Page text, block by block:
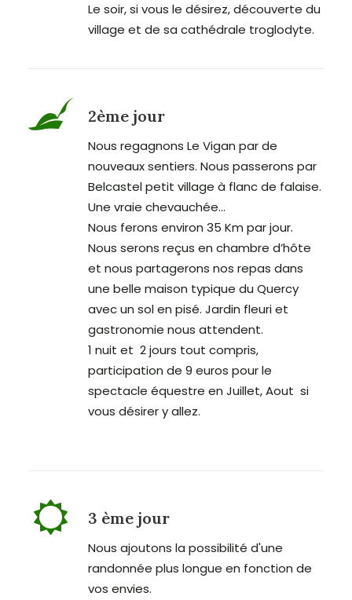
Le soir, si vous le désirez, découverte du
village et de sa cathédrale troglodyte.
2ème jour
Nous regagnons Le Vigan par de
nouveaux sentiers. Nous passerons par
Belcastel petit village à flanc de falaise.
Une vraie chevauchée…
Nous ferons environ 35 Km par jour.
Nous serons reçus en chambre d’hôte
et nous partagerons nos repas dans
une belle maison typique du Quercy
avec un sol en pisé. Jardin fleuri et
gastronomie nous attendent.
1 nuit et 2 jours tout compris,
participation de 9 euros pour le
spectacle équestre en Juillet, Aout si
vous désirer y allez.
3 ème jour
Nous ajoutons la possibilité d'une
randonnée plus longue en fonction de
vos envies.